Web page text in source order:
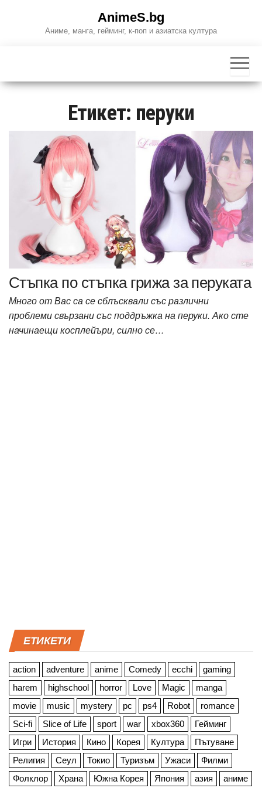
AnimeS.bg
Аниме, манга, гейминг, к-поп и азиатска култура
Етикет: перуки
Стъпка по стъпка грижа за перуката
Много от Вас са се сблъсквали със различни
проблеми свързани със поддръжка на перуки. Ако сте
начинаещи косплейъри, силно се…
ЕТИКЕТИ
action adventure anime Comedy ecchi
gaming
harem
highschool horror Love Magic
manga
movie
music mystery pc ps4 Robot
romance
Sci-fi
Slice of Life sport war xbox360
Гейминг
Игри
История Кино Корея Култура
Пътуване
Религия
Сеул Токио Туризъм Ужаси
Филми
Фолклор
Храна Южна Корея Япония азия аниме